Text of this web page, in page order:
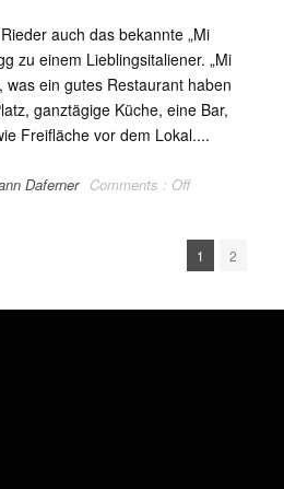
auch das bekannte „Mi
zu einem Lieblingsitaliener. „Mi
was ein gutes Restaurant haben
ganztägige Küche, eine Bar,
Freifläche vor dem Lokal....
Daferner Comments : Off
1 2